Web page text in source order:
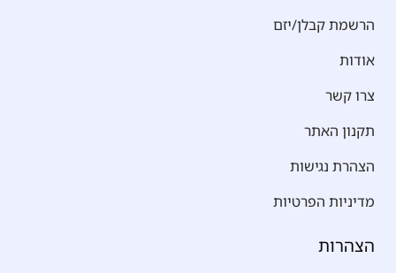
הרשמת קבלן/יזם
אודות
צרו קשר
תקנון האתר
הצהרת נגישות
מדיניות הפרטיות
הצהרות